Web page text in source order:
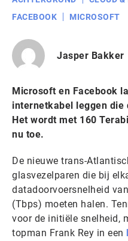
FACEBOOK
MICROSOFT
Jasper Bakker
Microsoft en Facebook
internetkabel leggen die
Het wordt met 160
nu toe.
De nieuwe trans-
glasvezelparen die bij
datadoorvoersnelheid
(Tbps) moeten halen.
voor de initiële snelheid,
topman Frank Rey in een